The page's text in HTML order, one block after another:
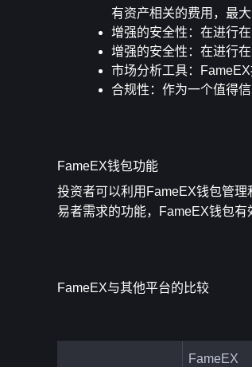
有资产相关的费用，最大
增强的安全性 ：在进行
增强的安全性 ：在进行
市场分析工具：
合规性 ：作为一个值得
FameEX钱包功能
投资者可以利用FameEX钱包管
易者需求的功能，FameEX钱包有
FameEX与其他平台的比较
FameEX